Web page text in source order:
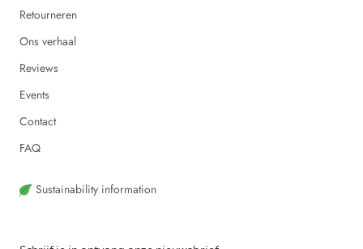
Retourneren
Ons verhaal
Reviews
Events
Contact
FAQ
Sustainability information